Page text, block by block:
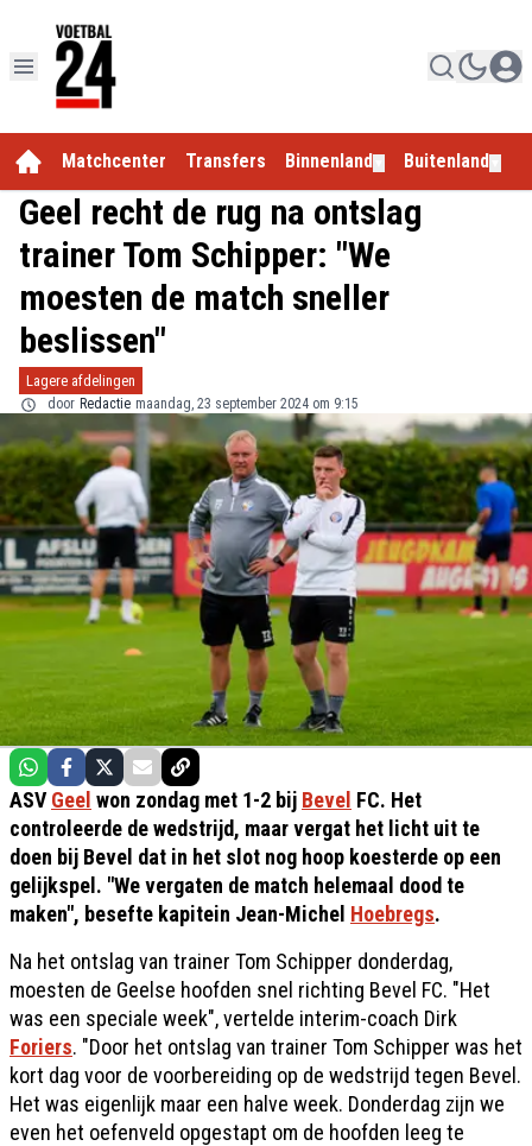
Matchcenter Transfers Binnenland Buitenland
Geel recht de rug na ontslag
trainer Tom Schipper: "We
moesten de match sneller
beslissen"
Lagere afdelingen
door Redactie maandag, 23 september 2024 om 9:15
ASV Geel won zondag met 1-2 bij Bevel FC. Het
controleerde de wedstrijd, maar vergat het licht uit te
doen bij Bevel dat in het slot nog hoop koesterde op een
gelijkspel. "We vergaten de match helemaal dood te
maken", besefte kapitein Jean-Michel Hoebregs.
Na het ontslag van trainer Tom Schipper donderdag,
moesten de Geelse hoofden snel richting Bevel FC. "Het
was een speciale week", vertelde interim-coach Dirk
Foriers. "Door het ontslag van trainer Tom Schipper was het
kort dag voor de voorbereiding op de wedstrijd tegen Bevel.
Het was eigenlijk maar een halve week. Donderdag zijn we
even het oefenveld opgestapt om de hoofden leeg te